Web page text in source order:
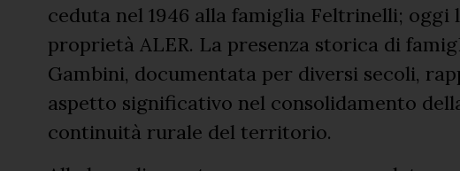
ceduta nel 1946 alla famiglia Feltrinelli; oggi
proprietà ALER. La presenza storica di
Gambini, documentata per diversi secoli,
aspetto significativo nel consolidamento
continuità rurale del territorio.